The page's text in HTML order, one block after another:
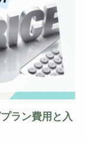
ラン費用と入